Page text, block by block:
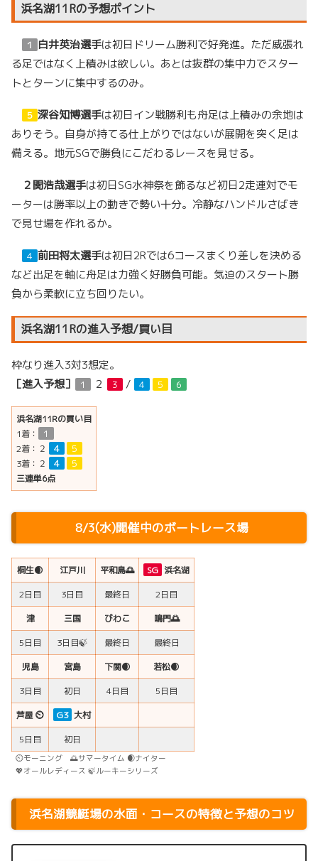
浜名湖11Rの予想ポイント
１ 白井英治選手は初日ドリーム勝利で好発進。ただ威張れ
る足ではなく上積みは欲しい。あとは抜群の集中力でスター
トとターンに集中するのみ。
５ 深谷知博選手は初日イン戦勝利も舟足は上積みの余地は
ありそう。自身が持てる仕上がりではないが展開を突く足は
備える。地元SGで勝負にこだわるレースを見せる。
２関浩哉選手は初日SG水神祭を飾るなど初日2走連対でモ
ーターは勝率以上の動きで勢い十分。冷静なハンドルさばき
で見せ場を作れるか。
４ 前田将太選手は初日2Rでは6コースまくり差しを決める
など出足を軸に舟足は力強く好勝負可能。気迫のスタート勝
負から柔軟に立ち回りたい。
浜名湖11Rの進入予想/買い目
枠なり進入3対3想定。
［進入予想］
１ ２ ３ / ４ ５ ６
浜名湖11Rの買い目
1着：
１
2着： ２ ４
５
3着： ２ ４
５
三連単6点
8/3(水)開催中のボートレース場
桐生🌒 江戸川 平和島🌅 SG 浜名湖
2日目
3日目 最終日
2日目
津
三国 びわこ 鳴門🌅
5日目
3日目🍃 最終日
最終日
児島
宮島 下関🌒 若松🌒
3日目
初日 4日目
5日目
芦屋⏲ G3 大村
5日目
初日
⏲モーニング 🌅サマータイム 🌒ナイター
💖オールレディース 🍃ルーキーシリーズ
浜名湖競艇場の水面・コースの特徴と予想のコツ